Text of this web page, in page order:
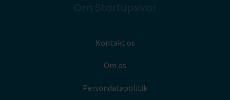
Om Startupsvar
Kontakt os
Om os
Persondatapolitik